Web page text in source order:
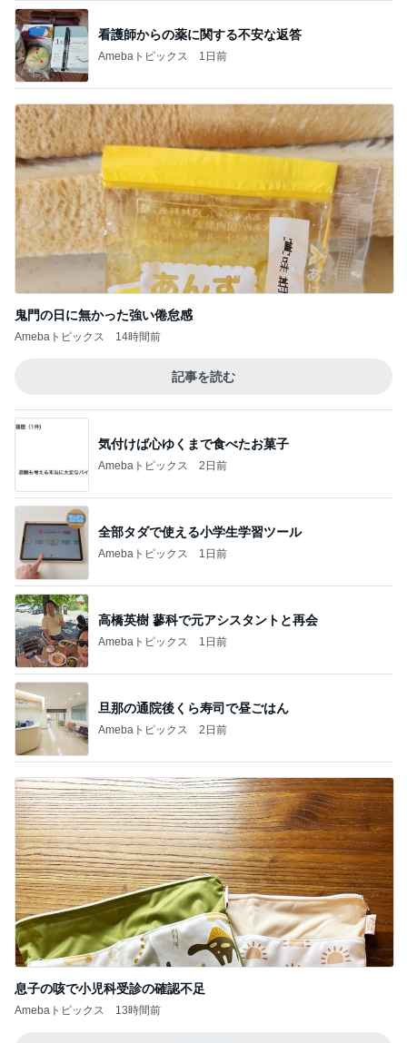
看護師からの薬に関する不安な返答
Amebaトピックス 1日前
鬼門の日に無かった強い倦怠感
Amebaトピックス 14時間前
記事を読む
気付けば心ゆくまで食べたお菓子
Amebaトピックス 2日前
全部タダで使える小学生学習ツール
Amebaトピックス 1日前
高橋英樹 蓼科で元アシスタントと再会
Amebaトピックス 1日前
旦那の通院後くら寿司で昼ごはん
Amebaトピックス 2日前
息子の咳で小児科受診の確認不足
Amebaトピックス 13時間前